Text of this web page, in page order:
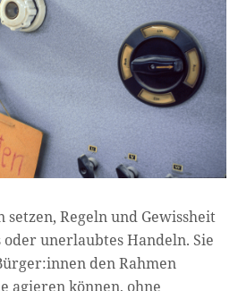
setzen, Regeln und Gewissheit
unerlaubtes Handeln. Sie
den Rahmen
agieren können, ohne